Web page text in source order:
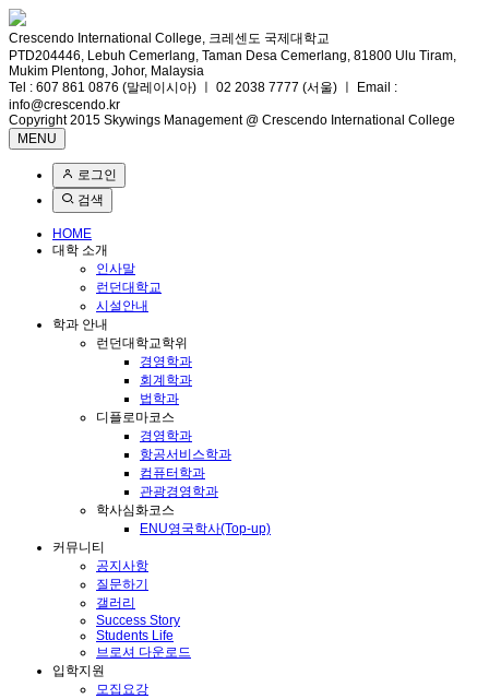
Crescendo International College, 크레센도 국제대학교
PTD204446, Lebuh Cemerlang, Taman Desa Cemerlang, 81800 Ulu Tiram,
Mukim Plentong, Johor, Malaysia
Tel : 607 861 0876 (말레이시아) ㅣ 02 2038 7777 (서울) ㅣ Email :
info@crescendo.kr
Copyright 2015 Skywings Management @ Crescendo International College
MENU
로그인
검색
HOME
대학 소개
인사말
런던대학교
시설안내
학과 안내
런던대학교학위
경영학과
회계학과
법학과
디플로마코스
경영학과
항공서비스학과
컴퓨터학과
관광경영학과
학사심화코스
ENU영국학사(Top-up)
커뮤니티
공지사항
질문하기
갤러리
Success Story
Students Life
브로셔 다운로드
입학지원
모집요강